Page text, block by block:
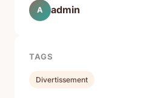
A admin
TAGS
Divertissement